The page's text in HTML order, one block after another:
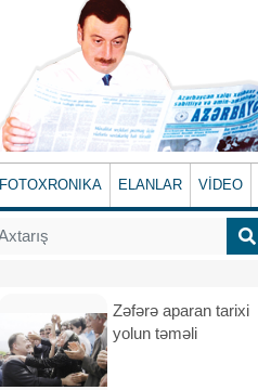
FOTOXRONIKA ELANLAR VİDEO
Zəfərə aparan tarixi
yolun təməli